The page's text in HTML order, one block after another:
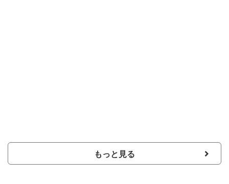
もっと見る